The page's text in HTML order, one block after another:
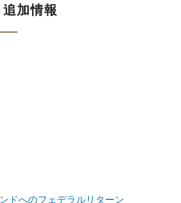
加情報
ドへのフェデラルリターン